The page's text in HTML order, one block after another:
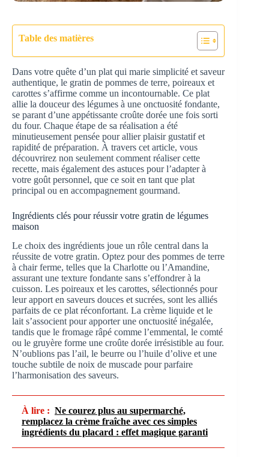
Table des matières
Dans votre quête d’un plat qui marie simplicité et saveur
authentique, le gratin de pommes de terre, poireaux et
carottes s’affirme comme un incontournable. Ce plat
allie la douceur des légumes à une onctuosité fondante,
se parant d’une appétissante croûte dorée une fois sorti
du four. Chaque étape de sa réalisation a été
minutieusement pensée pour allier plaisir gustatif et
rapidité de préparation. À travers cet article, vous
découvrirez non seulement comment réaliser cette
recette, mais également des astuces pour l’adapter à
votre goût personnel, que ce soit en tant que plat
principal ou en accompagnement gourmand.
Ingrédients clés pour réussir votre gratin de légumes
maison
Le choix des ingrédients joue un rôle central dans la
réussite de votre gratin. Optez pour des pommes de terre
à chair ferme, telles que la Charlotte ou l’Amandine,
assurant une texture fondante sans s’effondrer à la
cuisson. Les poireaux et les carottes, sélectionnés pour
leur apport en saveurs douces et sucrées, sont les alliés
parfaits de ce plat réconfortant. La crème liquide et le
lait s’associent pour apporter une onctuosité inégalée,
tandis que le fromage râpé comme l’emmental, le comté
ou le gruyère forme une croûte dorée irrésistible au four.
N’oublions pas l’ail, le beurre ou l’huile d’olive et une
touche subtile de noix de muscade pour parfaire
l’harmonisation des saveurs.
À lire : Ne courez plus au supermarché,
remplacez la crème fraîche avec ces simples
ingrédients du placard : effet magique garanti